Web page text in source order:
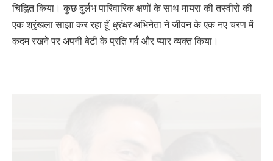
चिह्नित किया। कुछ दुर्लभ पारिवारिक क्षणों के साथ मायरा की तस्वीरों की
एक श्रृंखला साझा कर रहा हूँ धुरंधरअभिनेता ने जीवन के एक नए चरण में
कदम रखने पर अपनी बेटी के प्रति गर्व और प्यार व्यक्त किया।